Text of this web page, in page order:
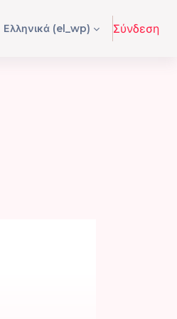
Ελληνικά ‎(el_wp)‎ Σύνδεση